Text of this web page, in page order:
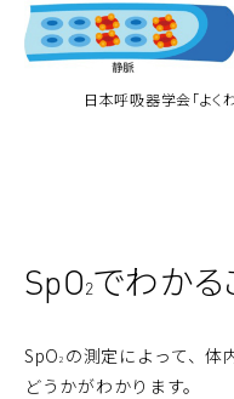
日本呼吸器学会「よく
SpO2でわかる
SpO2 の測定によって、体
どうかがわかります。